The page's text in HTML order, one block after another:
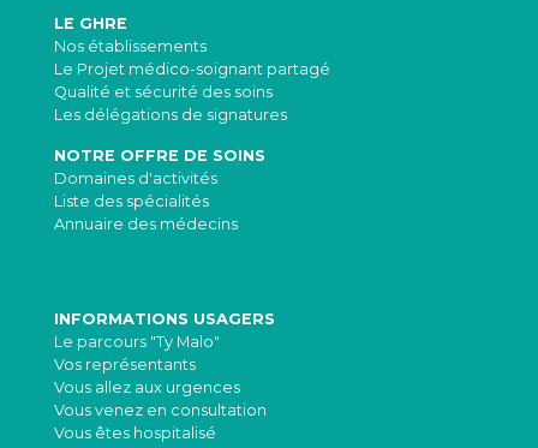
LE GHRE
Nos établissements
Le Projet médico-soignant partagé
Qualité et sécurité des soins
Les délégations de signatures
NOTRE OFFRE DE SOINS
Domaines d'activités
Liste des spécialités
Annuaire des médecins
INFORMATIONS USAGERS
Le parcours "Ty Malo"
Vos représentants
Vous allez aux urgences
Vous venez en consultation
Vous êtes hospitalisé